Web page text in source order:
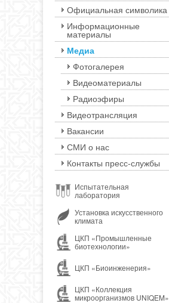
Официальная символика
Информационные
материалы
Медиа
Фотогалерея
Видеоматериалы
Радиоэфиры
Видеотрансляция
Вакансии
СМИ о нас
Контакты пресс-службы
Испытательная
лаборатория
Установка искусственного
климата
ЦКП «Промышленные
биотехнологии»
ЦКП «Биоинженерия»
ЦКП «Коллекция
микроорганизмов UNIQEM»